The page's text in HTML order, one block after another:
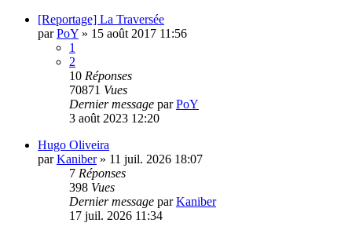
[Reportage] La Traversée
parPoY » 15 août 2017 11:56
1
2
10 Réponses
70871 Vues
Dernier message parPoY
3 août 2023 12:20
Hugo Oliveira
parKaniber» 11 juil. 2026 18:07
7 Réponses
398 Vues
Dernier message parKaniber
17 juil. 2026 11:34